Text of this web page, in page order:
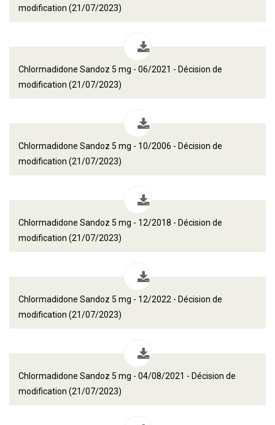
modification (21/07/2023)
Chlormadidone Sandoz 5 mg - 06/2021 - Décision de
modification (21/07/2023)
Chlormadidone Sandoz 5 mg - 10/2006 - Décision de
modification (21/07/2023)
Chlormadidone Sandoz 5 mg - 12/2018 - Décision de
modification (21/07/2023)
Chlormadidone Sandoz 5 mg - 12/2022 - Décision de
modification (21/07/2023)
Chlormadidone Sandoz 5 mg - 04/08/2021 - Décision de
modification (21/07/2023)